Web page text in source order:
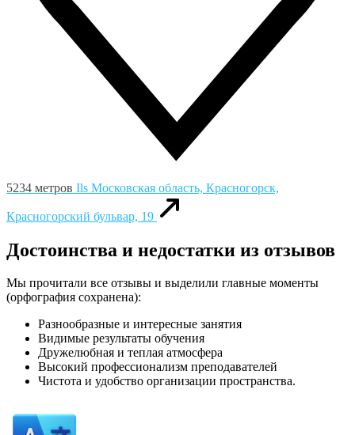
5234 метров Ils Московская область, Красногорск,
Красногорский бульвар, 19
Достоинства и недостатки из отзывов
Мы прочитали все отзывы и выделили главные моменты
(орфография сохранена):
Разнообразные и интересные занятия
Видимые результаты обучения
Дружелюбная и теплая атмосфера
Высокий профессионализм преподавателей
Чистота и удобство организации пространства.